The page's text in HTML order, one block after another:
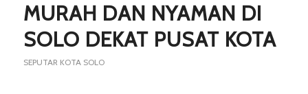
MURAH DAN NYAMAN DI
SOLO DEKAT PUSAT KOTA
SEPUTAR KOTA SOLO